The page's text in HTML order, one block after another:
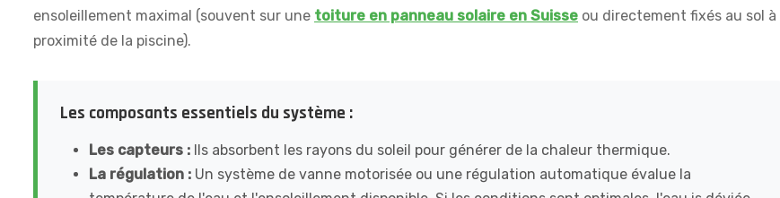
ensoleillement maximal (souvent sur une toiture en panneau solaire en Suisse ou directement fixés au sol à
proximité de la piscine).
Les composants essentiels du système :
Les capteurs : Ils absorbent les rayons du soleil pour générer de la chaleur thermique.
La régulation : Un système de vanne motorisée ou une régulation automatique évalue la